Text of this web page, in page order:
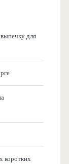
для
коротких